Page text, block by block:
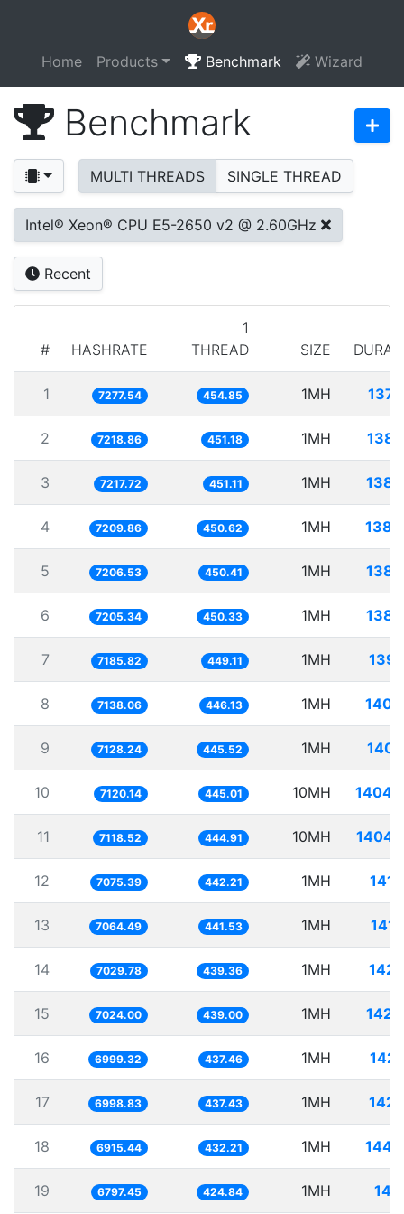
Home Products Benchmark Wizard
Benchmark
MULTI THREADS SINGLE THREAD
Intel® Xeon® CPU E5-2650 v2 @ 2.60GHz
Recent
# HASHRATE
1
THREAD
SIZE
1 7277.54 454.85 1MH
2 7218.86 451.18 1MH
3 7217.72 451.11 1MH
4 7209.86 450.62 1MH
5 7206.53 450.41 1MH
6 7205.34 450.33 1MH
7 7185.82 449.11 1MH
8 7138.06 446.13 1MH
9 7128.24 445.52 1MH
10 7120.14 445.01 10MH
11 7118.52 444.91 10MH
12 7075.39 442.21 1MH
13 7064.49 441.53 1MH
14 7029.78 439.36 1MH
15 7024.00 439.00 1MH
16 6999.32 437.46 1MH
17 6998.83 437.43 1MH
18 6915.44 432.21 1MH
19 6797.45 424.84 1MH